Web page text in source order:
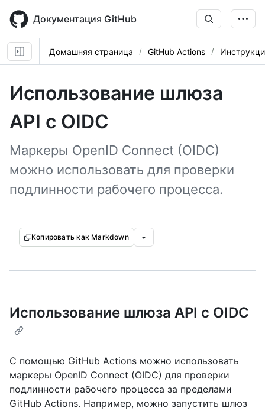
main
content
Документация GitHub
Домашняя страница GitHub Actions
Использование шлюза
API с OIDC
Маркеры OpenID Connect (OIDC)
можно использовать для проверки
подлинности рабочего процесса.
Копировать как Markdown
Использование шлюза API с OIDC
С помощью GitHub Actions можно использовать
маркеры OpenID Connect (OIDC) для проверки
подлинности рабочего процесса за пределами
GitHub Actions. Например, можно запустить шлюз